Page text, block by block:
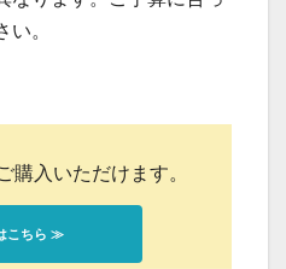
。
購入いただけます。
こちら ≫